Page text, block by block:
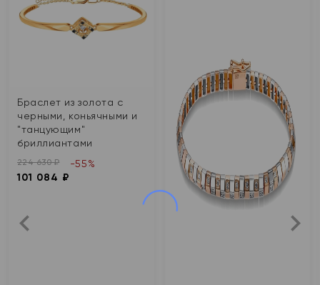
Браслет из золота с
черными, коньячными и
"танцующим"
бриллиантами
224 630 ₽
101 084 ₽
-55%